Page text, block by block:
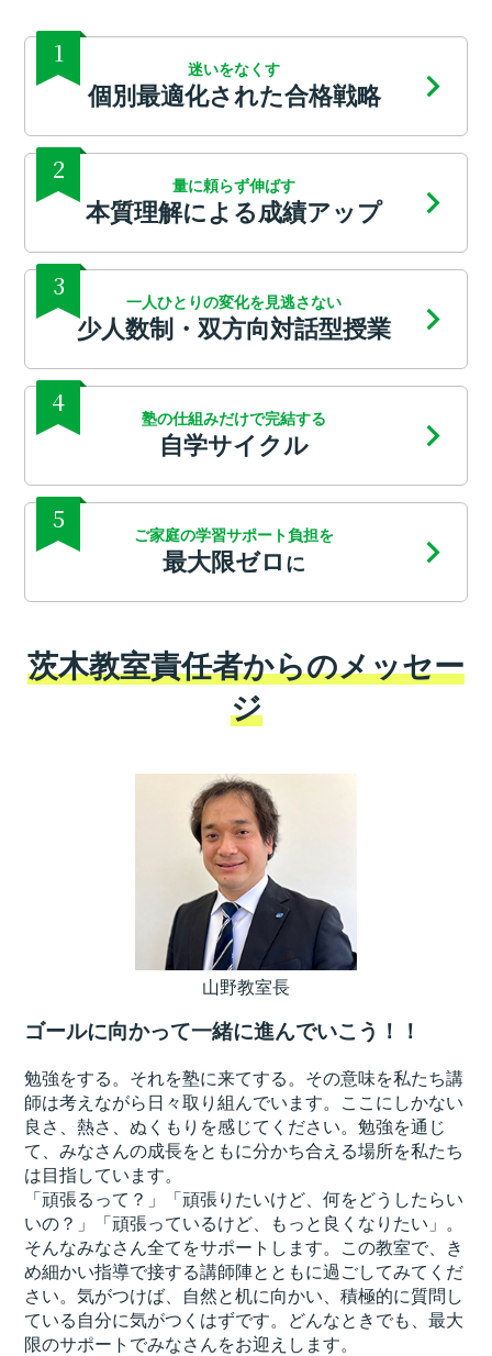
1
迷いをなくす
個別最適化された合格戦略
2
量に頼らず伸ばす
本質理解による成績アップ
3
一人ひとりの変化を見逃さない
少人数制・双方向対話型授業
4
塾の仕組みだけで完結する
自学サイクル
5
ご家庭の学習サポート負担を
最大限ゼロ に
茨木教室責任者からのメッセー
ジ
ゴールに向かって一緒に進んでいこう！！
勉強をする。それを塾に来てする。その意味を私たち講
師は考えながら日々取り組んでいます。ここにしかない
良さ、熱さ、ぬくもりを感じてください。勉強を通じ
て、みなさんの成長をともに分かち合える場所を私たち
は目指しています。
「頑張るって？」「頑張りたいけど、何をどうしたらい
いの？」「頑張っているけど、もっと良くなりたい」。
そんなみなさん全てをサポートします。この教室で、き
め細かい指導で接する講師陣とともに過ごしてみてくだ
さい。気がつけば、自然と机に向かい、積極的に質問し
ている自分に気がつくはずです。どんなときでも、最大
限のサポートでみなさんをお迎えします。
山野教室長